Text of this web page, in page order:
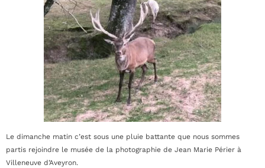
Le dimanche matin c’est sous une pluie battante que nous sommes
partis rejoindre le musée de la photographie de Jean Marie Périer à
Villeneuve d’Aveyron.